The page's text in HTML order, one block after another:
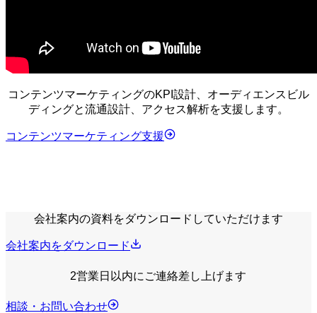
コンテンツマーケティングのKPI設計、オーディエンスビル
ディングと流通設計、アクセス解析を支援します。
コンテンツマーケティング支援
会社案内の資料をダウンロードしていただけます
会社案内をダウンロード
2営業日以内にご連絡差し上げます
相談・お問い合わせ